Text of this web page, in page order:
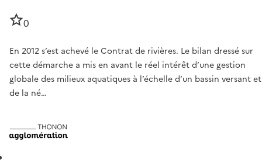
0
En 2012 s’est achevé le Contrat de rivières. Le bilan dressé sur
cette démarche a mis en avant le réel intérêt d’une gestion
globale des milieux aquatiques à l’échelle d’un bassin versant et
de la né…